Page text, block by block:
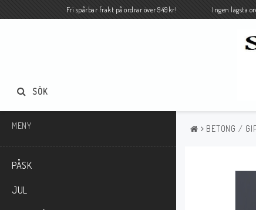
Fri spårbar frakt på ordrar över 949kr! Ingen lägsta
SÖK
MENY
PÅSK
JUL
BETONG /